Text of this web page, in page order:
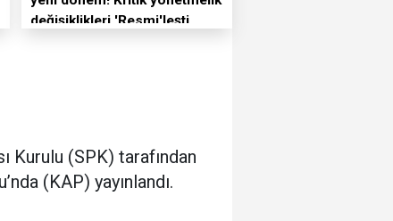
değişiklikleri 'Resmi'leşti
Kurulu (SPK) tarafından
(KAP) yayınlandı.